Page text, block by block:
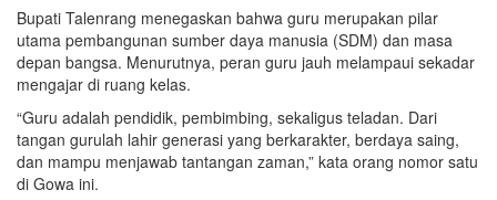
Bupati Talenrang menegaskan bahwa guru merupakan pilar
utama pembangunan sumber daya manusia (SDM) dan masa
depan bangsa. Menurutnya, peran guru jauh melampaui sekadar
mengajar di ruang kelas.
“Guru adalah pendidik, pembimbing, sekaligus teladan. Dari
tangan gurulah lahir generasi yang berkarakter, berdaya saing,
dan mampu menjawab tantangan zaman,” kata orang nomor satu
di Gowa ini.